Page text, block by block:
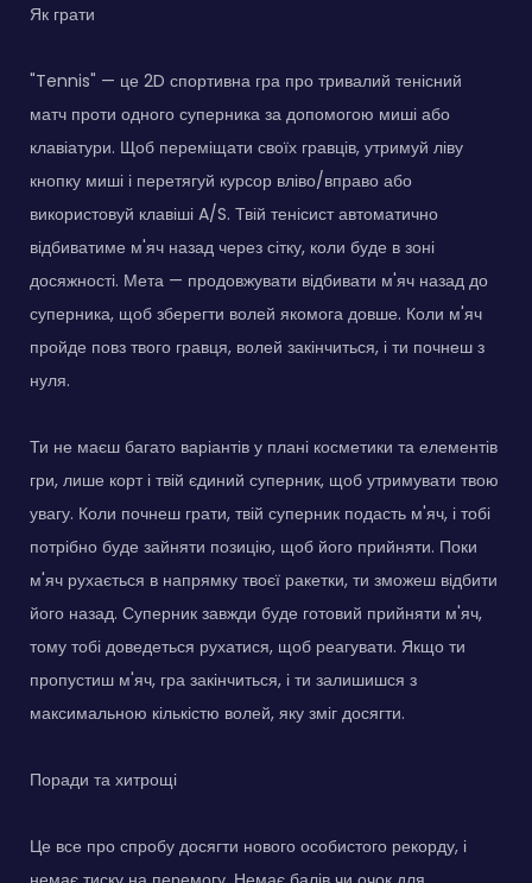
Як грати
"Tennis" — це 2D спортивна гра про тривалий тенісний
матч проти одного суперника за допомогою миші або
клавіатури. Щоб переміщати своїх гравців, утримуй ліву
кнопку миші і перетягуй курсор вліво/вправо або
використовуй клавіші A/S. Твій тенісист автоматично
відбиватиме м'яч назад через сітку, коли буде в зоні
досяжності. Мета — продовжувати відбивати м'яч назад до
суперника, щоб зберегти волей якомога довше. Коли м'яч
пройде повз твого гравця, волей закінчиться, і ти почнеш з
нуля.
Ти не маєш багато варіантів у плані косметики та елементів
гри, лише корт і твій єдиний суперник, щоб утримувати твою
увагу. Коли почнеш грати, твій суперник подасть м'яч, і тобі
потрібно буде зайняти позицію, щоб його прийняти. Поки
м'яч рухається в напрямку твоєї ракетки, ти зможеш відбити
його назад. Суперник завжди буде готовий прийняти м'яч,
тому тобі доведеться рухатися, щоб реагувати. Якщо ти
пропустиш м'яч, гра закінчиться, і ти залишишся з
максимальною кількістю волей, яку зміг досягти.
Поради та хитрощі
Це все про спробу досягти нового особистого рекорду, і